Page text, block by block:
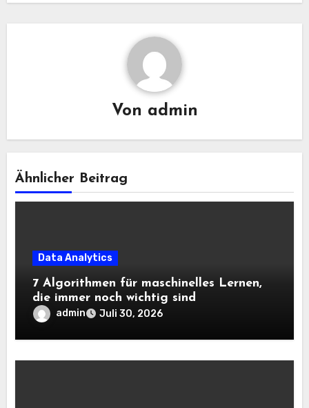
Von admin
Ähnlicher Beitrag
Data Analytics
7 Algorithmen für maschinelles Lernen,
die immer noch wichtig sind
admin Juli 30, 2026